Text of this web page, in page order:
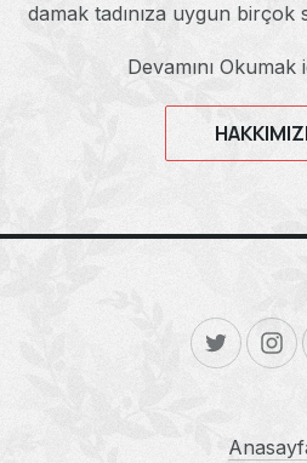
damak tadınıza uygun birçok
Devamını Okumak
New